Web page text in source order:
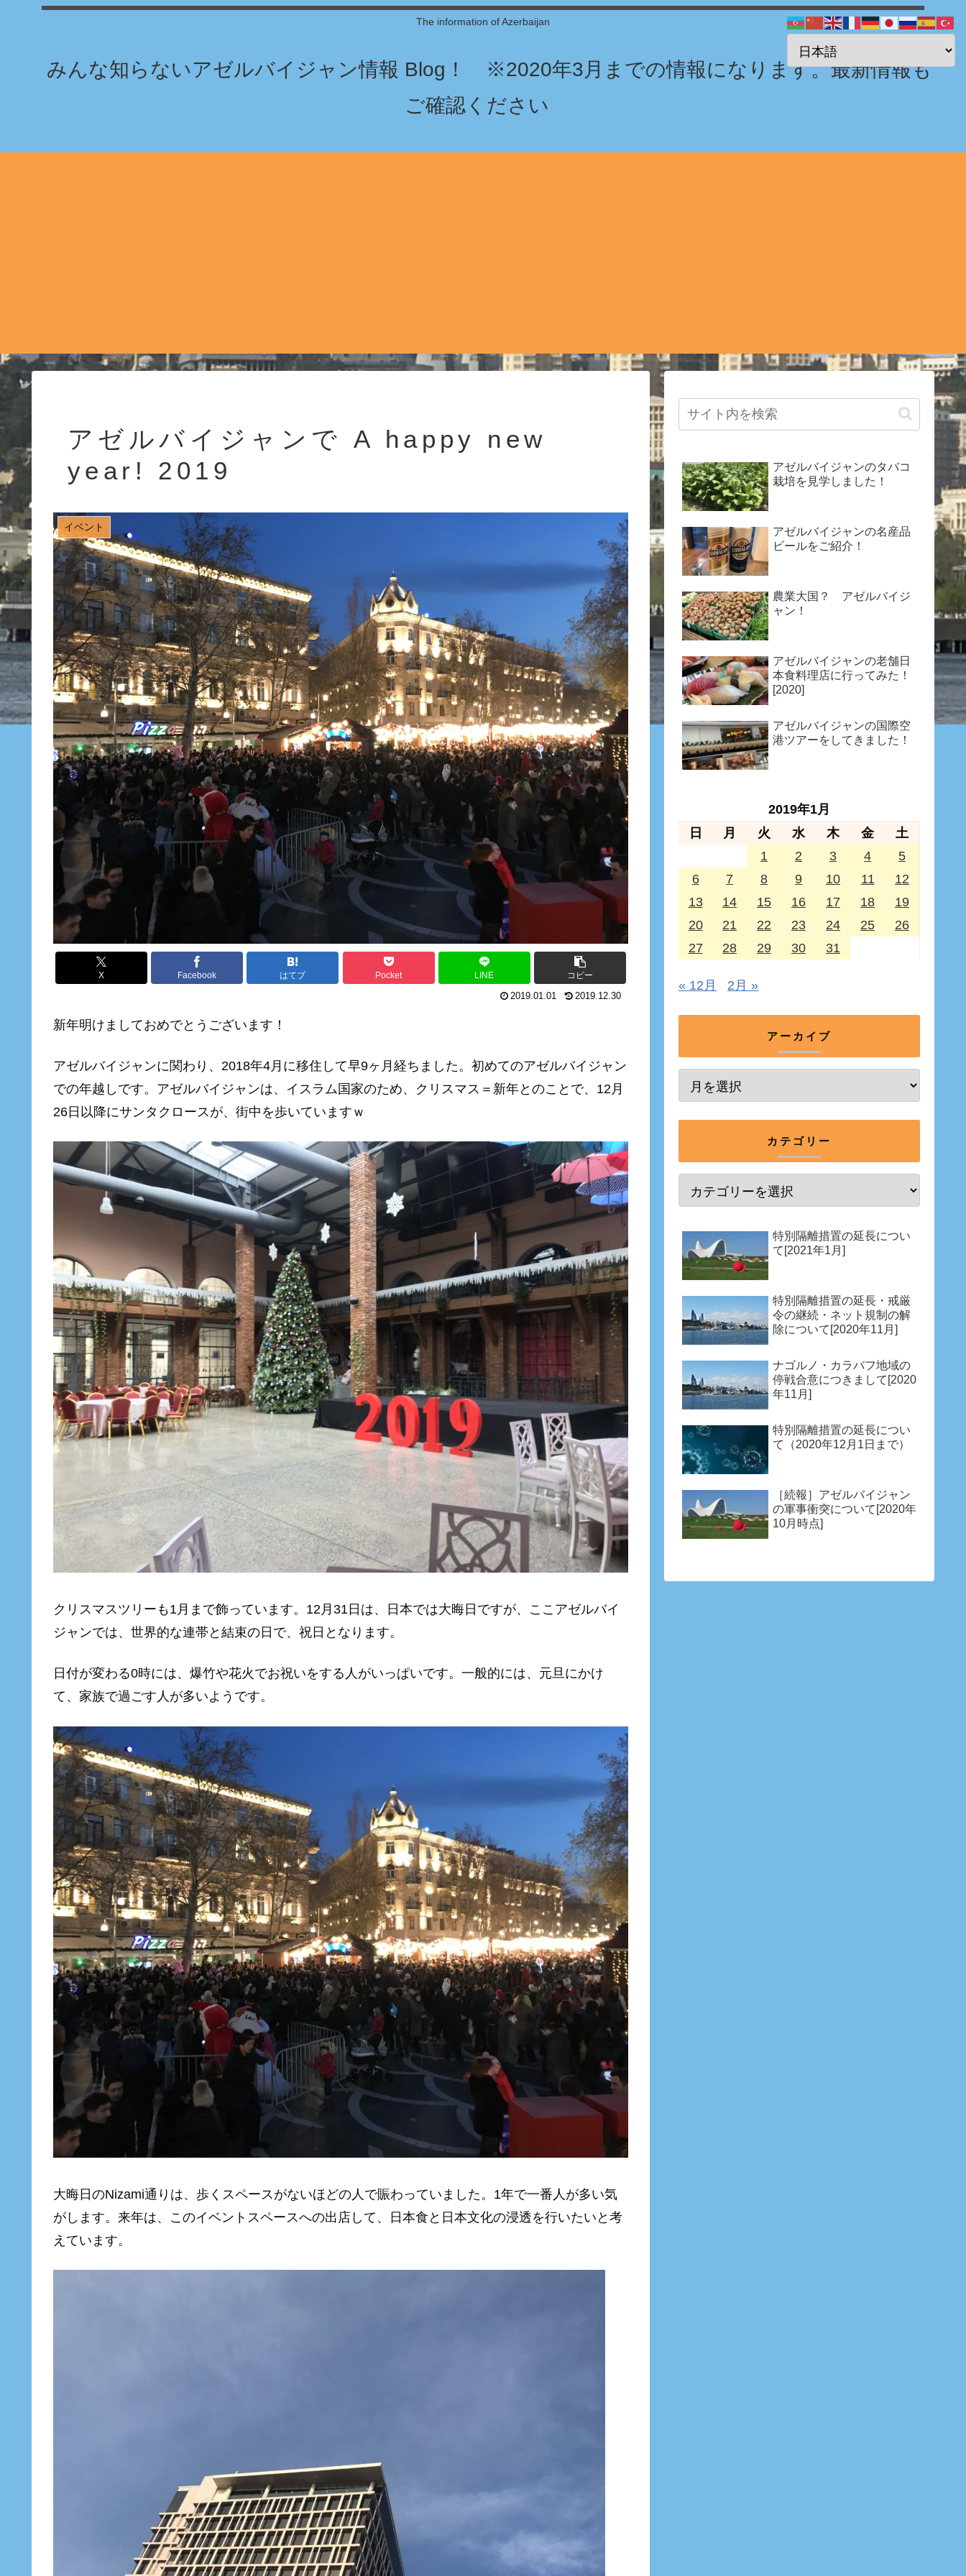
The information of Azerbaijan
みんな知らないアゼルバイジャン情報 Blog！ ※2020年3月までの情報になります。最新情報も
ご確認ください
アゼルバイジャンで A happy new
year! 2019
イベント
X Facebook はてブ Pocket LINE コピー
2019.01.01 2019.12.30
新年明けましておめでとうございます！
アゼルバイジャンに関わり、2018年4月に移住して早9ヶ月経ちました。初めてのアゼルバイジャン
での年越しです。アゼルバイジャンは、イスラム国家のため、クリスマス＝新年とのことで、12月
26日以降にサンタクロースが、街中を歩いていますｗ
クリスマスツリーも1月まで飾っています。12月31日は、日本では大晦日ですが、ここアゼルバイ
ジャンでは、世界的な連帯と結束の日で、祝日となります。
日付が変わる0時には、爆竹や花火でお祝いをする人がいっぱいです。一般的には、元旦にかけ
て、家族で過ごす人が多いようです。
大晦日のNizami通りは、歩くスペースがないほどの人で賑わっていました。1年で一番人が多い気
がします。来年は、このイベントスペースへの出店して、日本食と日本文化の浸透を行いたいと考
えています。
アゼルバイジャンのタバコ
栽培を見学しました！
アゼルバイジャンの名産品
ビールをご紹介！
農業大国？ アゼルバイジ
ャン！
アゼルバイジャンの老舗日
本食料理店に行ってみた！
[2020]
アゼルバイジャンの国際空
港ツアーをしてきました！
2019年1月
日
月 火 水 木 金
土
1
2 3 4
5
6
7 8 9 10 11
12
13
14 15 16 17 18
19
20
21 22 23 24 25
26
27
28 29 30 31
« 12月 2月 »
アーカイブ
カテゴリー
特別隔離措置の延長につい
て[2021年1月]
特別隔離措置の延長・戒厳
令の継続・ネット規制の解
除について[2020年11月]
ナゴルノ・カラバフ地域の
停戦合意につきまして[2020
年11月]
特別隔離措置の延長につい
て（2020年12月1日まで）
［続報］アゼルバイジャン
の軍事衝突について[2020年
10月時点]